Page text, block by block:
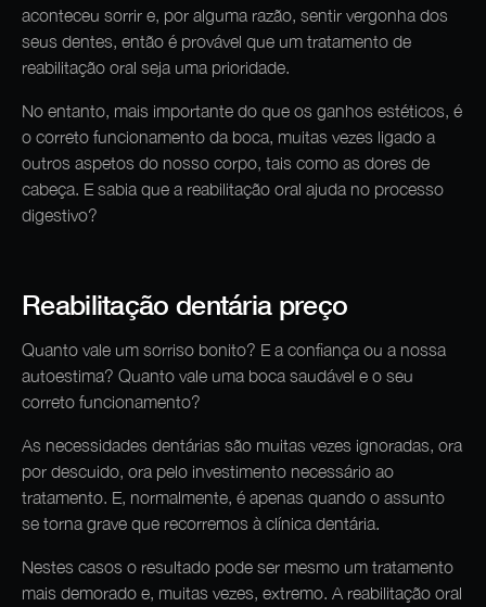
aconteceu sorrir e, por alguma razão, sentir vergonha dos
seus dentes, então é provável que um tratamento de
reabilitação oral seja uma prioridade.
No entanto, mais importante do que os ganhos estéticos, é
o correto funcionamento da boca, muitas vezes ligado a
outros aspetos do nosso corpo, tais como as dores de
cabeça. E sabia que a reabilitação oral ajuda no processo
digestivo?
Reabilitação dentária preço
Quanto vale um sorriso bonito? E a confiança ou a nossa
autoestima? Quanto vale uma boca saudável e o seu
correto funcionamento?
As necessidades dentárias são muitas vezes ignoradas, ora
por descuido, ora pelo investimento necessário ao
tratamento. E, normalmente, é apenas quando o assunto
se torna grave que recorremos à clínica dentária.
Nestes casos o resultado pode ser mesmo um tratamento
mais demorado e, muitas vezes, extremo. A reabilitação oral